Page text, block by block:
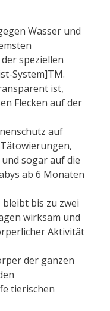
Wasser und
speziellen
System]TM.
ist,
Flecken auf der
auf
sogar auf die
ab 6 Monaten
bis zu zwei
wirksam und
Aktivität
der ganzen
tierischen